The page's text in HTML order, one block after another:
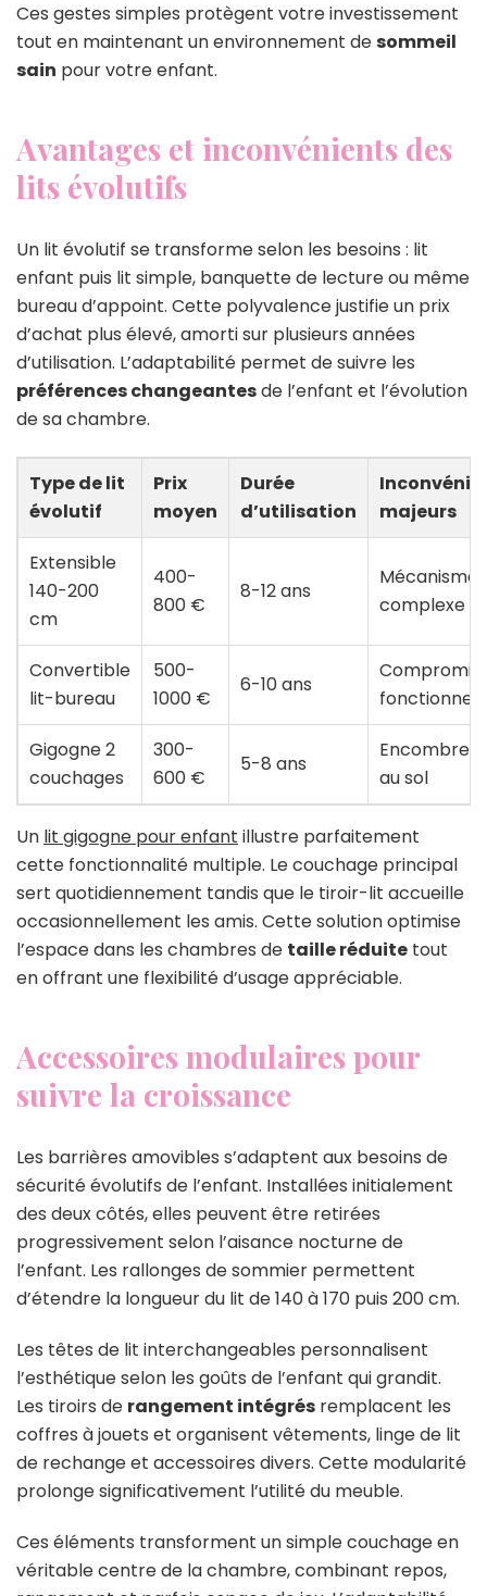
Ces gestes simples protègent votre investissement
tout en maintenant un environnement desommeil
sain pour votre enfant.
Avantages et inconvénients des
lits évolutifs
Un lit évolutif se transforme selon les besoins : lit
enfant puis lit simple, banquette de lecture ou même
bureau d’appoint. Cette polyvalence justifie un prix
d’achat plus élevé, amorti sur plusieurs années
d’utilisation. L’adaptabilité permet de suivre les
préférences changeantesde l’enfant et l’évolution
de sa chambre.
Type de lit
évolutif
Prix
moyen
Durée
d’utilisation
majeurs
Extensible
140-200
cm
400-
800 €
8-12 ans
Mécanisme
complexe
Convertible
lit-bureau
500-
1000 €
6-10 ans
Compromis
fonctionnel
Gigogne 2
couchages
300-
600 €
5-8 ans
au sol
Un lit gigogne pour enfant illustre parfaitement
cette fonctionnalité multiple. Le couchage principal
sert quotidiennement tandis que le tiroir-lit accueille
occasionnellement les amis. Cette solution optimise
l’espace dans les chambres de taille réduite tout
en offrant une flexibilité d’usage appréciable.
Accessoires modulaires pour
suivre la croissance
Les barrières amovibles s’adaptent aux besoins de
sécurité évolutifs de l’enfant. Installées initialement
des deux côtés, elles peuvent être retirées
progressivement selon l’aisance nocturne de
l’enfant. Les rallonges de sommier permettent
d’étendre la longueur du lit de 140 à 170 puis 200 cm.
Les têtes de lit interchangeables personnalisent
l’esthétique selon les goûts de l’enfant qui grandit.
Les tiroirs de rangement intégrés remplacent les
coffres à jouets et organisent vêtements, linge de lit
de rechange et accessoires divers. Cette modularité
prolonge significativement l’utilité du meuble.
Ces éléments transforment un simple couchage en
véritable centre de la chambre, combinant repos,